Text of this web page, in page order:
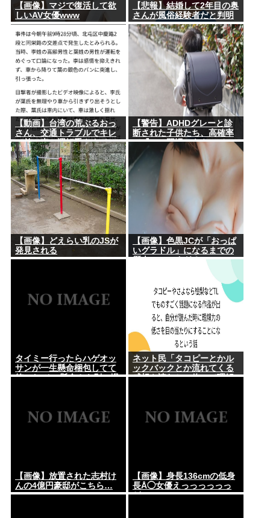
【画像】マジで復活して欲
しいAV女優www
【悲報】結婚して2年目の奥
さんが風俗経験者だと判明
【動画】台湾の荒ぶるおっ
さん、交通トラブルでキレ
て前の車の運転手をナイフ
で斬りつけるも壮絶な返り
討ちにあう
【警告】ADHDグレーと診
断された子供たち、高確率
で『この習慣』をやってい
た→！！！
【画像】どえらい乳のJSが
発見される
【画像】色黒JCが「おっぱ
いグラドル」になるまでの
歴史、シコすぎるwww
タイミー行ったらハゲオッ
サンが一生懸命梱包してて
笑った その懸命さを別の場
ネット民「タコピーとかル
ックバックとか流れてくる
感想を読むと、俺って理解
【画像】放置された志村け
んの4億円豪邸がこちら…
【画像】身長136cmの低身
長Å◯女優えっっっっっっ
ど